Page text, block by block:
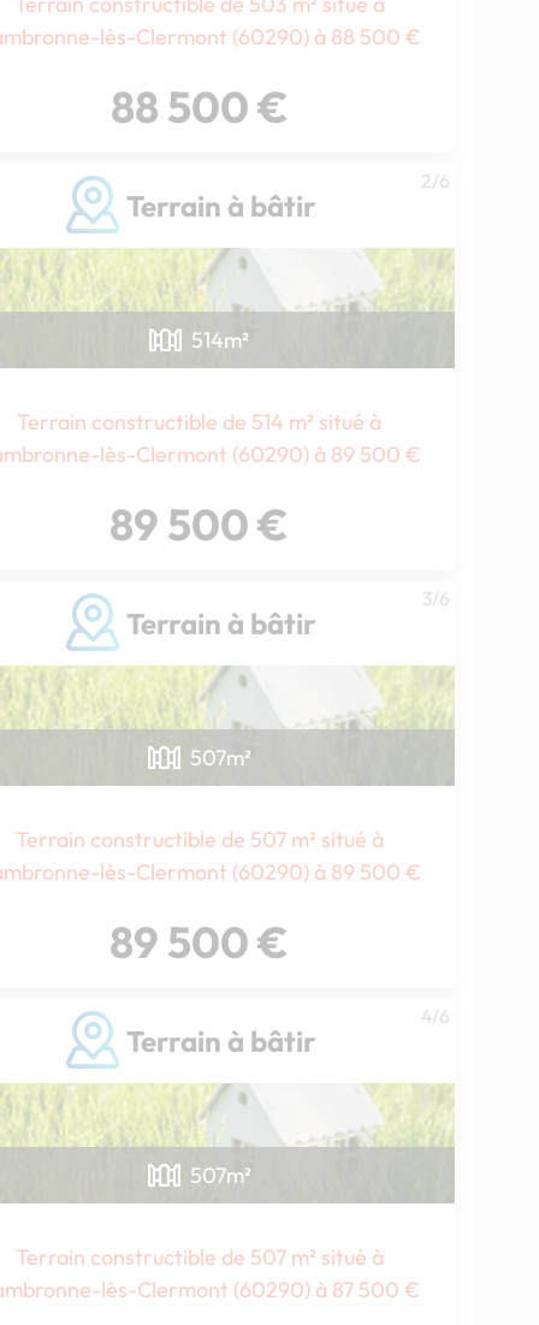
Chargement...
lès-Clermont (60290) à 88 500 €
88 500 €
Terrain à bâtir
2/6
514m²
Terrain constructible de 514 m² situé à
lès-Clermont (60290) à 89 500 €
89 500 €
Terrain à bâtir
3/6
507m²
Terrain constructible de 507 m² situé à
lès-Clermont (60290) à 89 500 €
89 500 €
Terrain à bâtir
4/6
507m²
Terrain constructible de 507 m² situé à
lès-Clermont (60290) à 87 500 €